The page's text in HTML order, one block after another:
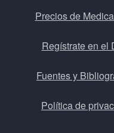
Precios de
Regístrate en el
Fuentes y
Política de